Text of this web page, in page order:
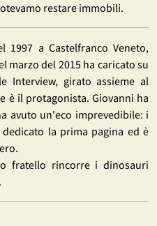
restare immobili.
1997 a Castelfranco Veneto,
marzo del 2015 ha caricato su
Interview, girato assieme al
è il protagonista. Giovanni ha
avuto un'eco imprevedibile: i
la prima pagina ed è
fratello rincorre i dinosauri